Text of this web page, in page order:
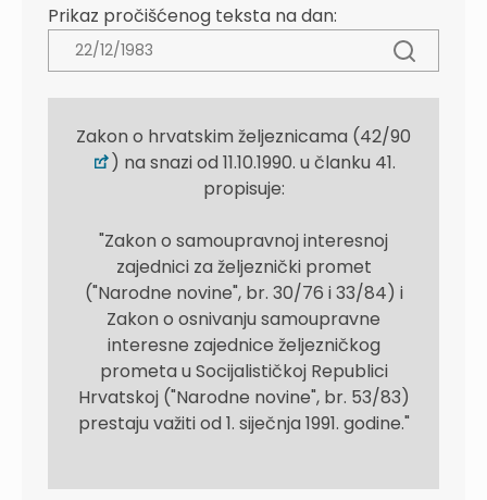
Prikaz pročišćenog teksta na dan:
Zakon o hrvatskim željeznicama (42/90
) na snazi od 11.10.1990. u članku 41.
propisuje:
"Zakon o samoupravnoj interesnoj
zajednici za željeznički promet
("Narodne novine", br. 30/76 i 33/84) i
Zakon o osnivanju samoupravne
interesne zajednice željezničkog
prometa u Socijalističkoj Republici
Hrvatskoj ("Narodne novine", br. 53/83)
prestaju važiti od 1. siječnja 1991. godine."